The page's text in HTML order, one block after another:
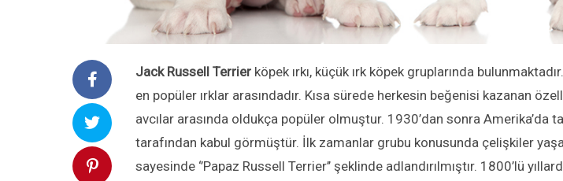
Jack Russell Terrier köpek ırkı, küçük ırk köpek gruplarında
en popüler ırklar arasındadır. Kısa sürede herkesin beğenisi kazanan
avcılar arasında oldukça popüler olmuştur. 1930’dan sonra Amerika’da
tarafından kabul görmüştür. İlk zamanlar grubu konusunda çelişkiler
sayesinde ‘’Papaz Russell Terrier’’ şeklinde adlandırılmıştır. 1800’lü